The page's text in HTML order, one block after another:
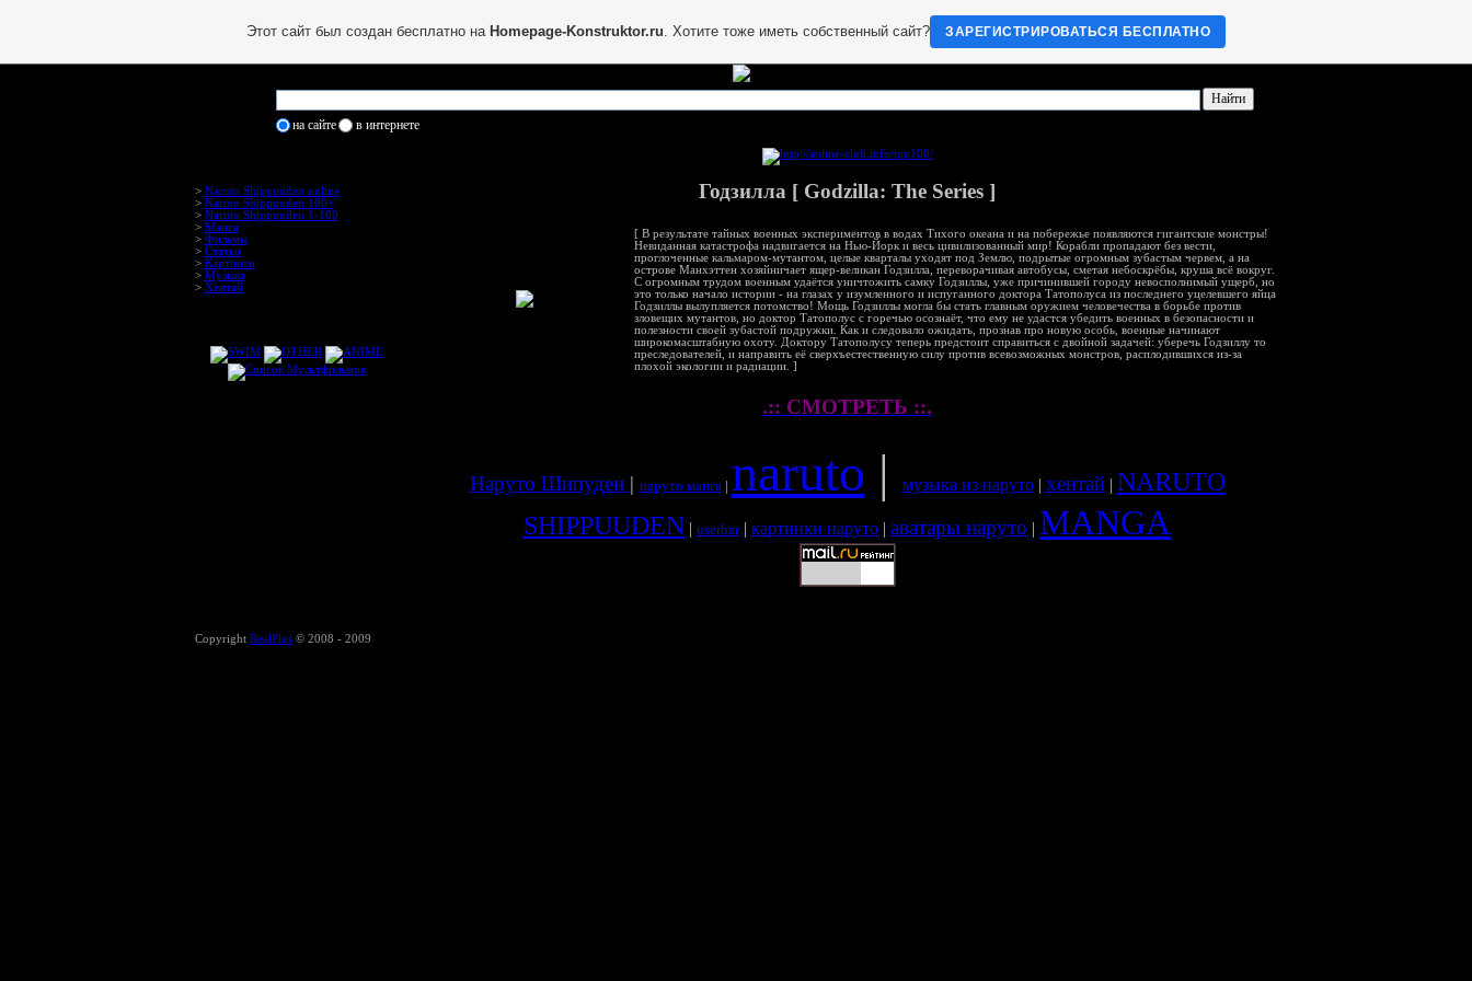
на сайте в интернете
> Naruto Shippuuden online
> Naruto Shippuuden 100+
> Naruto Shippuuden 1-100
> Манга
> Фильмы
> Статьи
> Картинки
> Музыка
> Хентай
Годзилла [ Godzilla: The Series ]
[ В результате тайных военных экспериментов в водах Тихого океана и на побережье появляются гигантские монстры!
Невиданная катастрофа надвигается на Нью-Йорк и весь цивилизованный мир! Корабли пропадают без вести,
проглоченные кальмаром-мутантом, целые кварталы уходят под Землю, подрытые огромным зубастым червем, а на
острове Манхэттен хозяйничает ящер-великан Годзилла, переворачивая автобусы, сметая небоскрёбы, круша всё вокруг.
С огромным трудом военным удаётся уничтожить самку Годзиллы, уже причинившей городу невосполнимый ущерб, но
это только начало истории - на глазах у изумленного и испуганного доктора Татополуса из последнего уцелевшего яйца
Годзиллы вылупляется потомство! Мощь Годзиллы могла бы стать главным оружием человечества в борьбе против
зловещих мутантов, но доктор Татополус с горечью осознаёт, что ему не удастся убедить военных в безопасности и
полезности своей зубастой подружки. Как и следовало ожидать, прознав про новую особь, военные начинают
широкомасштабную охоту. Доктору Татополусу теперь предстоит справиться с двойной задачей: уберечь Годзиллу то
преследователей, и направить её сверхъестественную силу против всевозможных монстров, расплодившихся из-за
плохой экологии и радиации. ]
.:: СМОТРЕТЬ ::.
Наруто Шипуден | наруто манга| naruto | музыка из наруто| хентай| NARUTO
SHIPPUUDEN | userbar| картинки наруто | аватары наруто | MANGA
Copyright RealPlus© 2008 - 2009
Этот сайт был создан бесплатно на Homepage-Konstruktor.ru. Хотите тоже иметь собственный сайт? ЗАРЕГИСТРИРОВАТЬСЯ БЕСПЛАТНО